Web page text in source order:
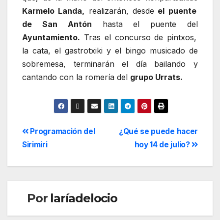
Karmelo Landa, realizarán, desde el puente
de San Antón hasta el puente del
Ayuntamiento. Tras el concurso de pintxos,
la cata, el gastrotxiki y el bingo musicado de
sobremesa, terminarán el día bailando y
cantando con la romería del grupo Urrats.
¿Qué se puede hacer
hoy 14 de julio?
Programación del
Sirimiri
Por laríadelocio